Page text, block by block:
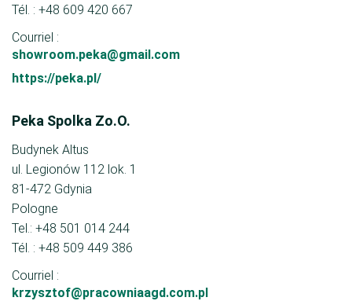
Tél. : +48 609 420 667
Courriel :
showroom.peka@gmail.com
https://peka.pl/
Peka Spolka Zo.O.
Budynek Altus
ul. Legionów 112 lok. 1
81-472 Gdynia
Pologne
Tel.: +48 501 014 244
Tél. : +48 509 449 386
Courriel :
krzysztof@pracowniaagd.com.pl